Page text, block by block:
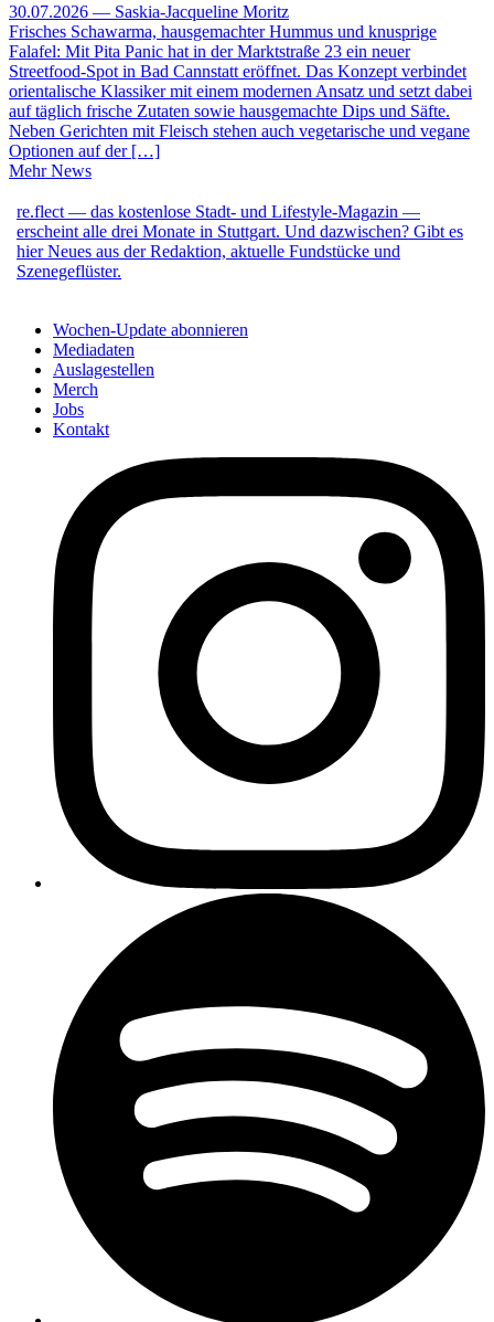
30.07.2026 — Saskia-Jacqueline Moritz
Frisches Schawarma, hausgemachter Hummus und knusprige
Falafel: Mit Pita Panic hat in der Marktstraße 23 ein neuer
Streetfood-Spot in Bad Cannstatt eröffnet. Das Konzept verbindet
orientalische Klassiker mit einem modernen Ansatz und setzt dabei
auf täglich frische Zutaten sowie hausgemachte Dips und Säfte.
Neben Gerichten mit Fleisch stehen auch vegetarische und vegane
Optionen auf der […]
Mehr News
re.flect — das kostenlose Stadt- und Lifestyle-Magazin —
erscheint alle drei Monate in Stuttgart. Und dazwischen? Gibt es
hier Neues aus der Redaktion, aktuelle Fundstücke und
Szenegeflüster.
Wochen-Update abonnieren
Mediadaten
Auslagestellen
Merch
Jobs
Kontakt